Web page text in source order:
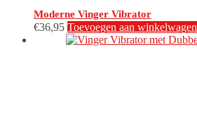
Moderne Vinger Vibrator
€36,95 Toevoegen aan winkelwagen